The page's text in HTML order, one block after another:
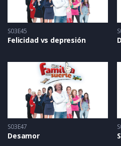
S03E45
Felicidad vs depresión
S03E47
Desamor